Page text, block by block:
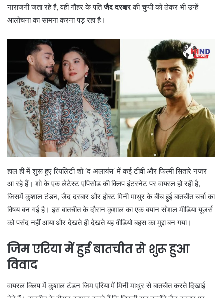
नाराजगी जता रहे हैं, वहीं गौहर के पतिजैद दरबारकी चुप्पी को लेकर भी उन्हें
आलोचना का सामना करना पड़ रहा है।
हाल ही में शुरू हुए रियलिटी शो ‘द अलायंस’ में कई टीवी और फिल्मी सितारे नजर
आ रहे हैं। शो के एक लेटेस्ट एपिसोड की क्लिप इंटरनेट पर वायरल हो रही है,
जिसमें कुशाल टंडन, जैद दरबार और होस्ट मिनी माथुर के बीच हुई बातचीत चर्चा का
विषय बन गई है। इस बातचीत के दौरान कुशाल का एक बयान सोशल मीडिया यूजर्स
को पसंद नहीं आया और देखते ही देखते यह वीडियो बहस का मुद्दा बन गया।
जिम एरिया में हुई बातचीत से शुरू हुआ
विवाद
वायरल क्लिप में कुशाल टंडन जिम एरिया में मिनी माथुर से बातचीत करते दिखाई